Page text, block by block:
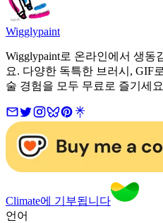
Wigglypaint
Wigglypaint로 온라인에서 생동
요. 다양한 독특한 브러시, GIF
술 경험을 모두 무료로 즐기세
Climate에 기부됩니다
언어